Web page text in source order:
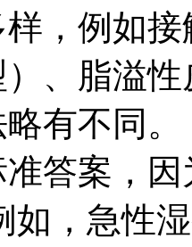
，例如
）、脂溢
有不同
答案，
如，急性